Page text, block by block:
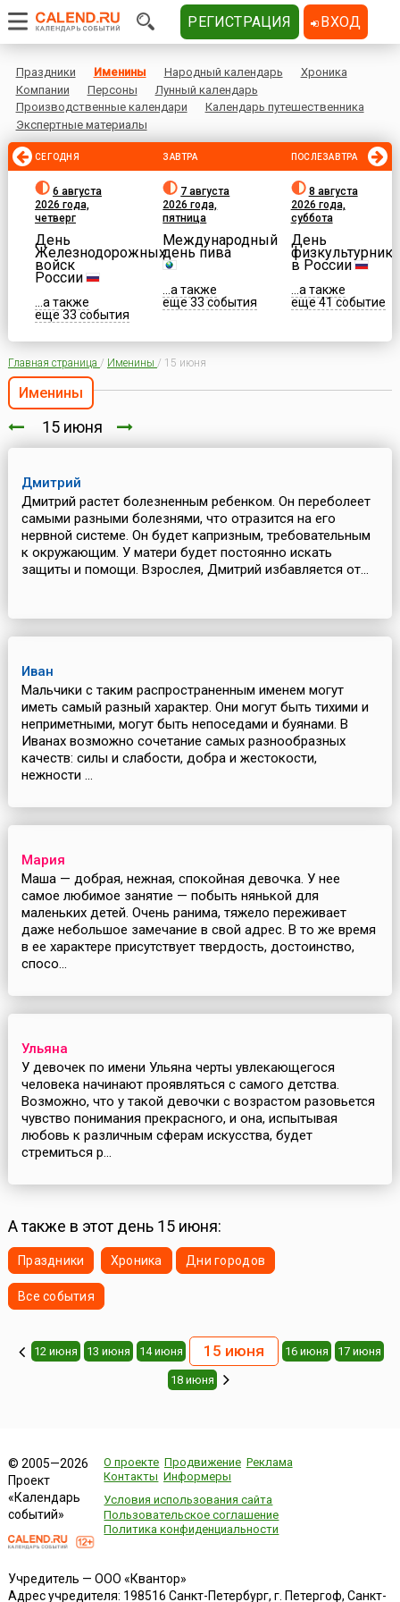
Праздники Именины Народный календарь
Хроника
Компании
Персоны
Лунный календарь
Производственные календари
Календарь путешественника
Экспертные материалы
СЕГОДНЯ
6 августа
2026 года,
четверг
День
Железнодорожных
войск
России
...а также
еще 33 события
ЗАВТРА
7 августа
2026 года,
пятница
Международный
день пива
...а также
еще 33 события
ПОСЛЕЗАВТРА
8 августа
2026 года,
суббота
День
физкультурника
в России
...а также
еще 41 событие
Главная страница / Именины / 15 июня
Именины
15 июня
Дмитрий
Дмитрий растет болезненным ребенком. Он переболеет
самыми разными болезнями, что отразится на его
нервной системе. Он будет капризным, требовательным
к окружающим. У матери будет постоянно искать
защиты и помощи. Взрослея, Дмитрий избавляется от...
Иван
Мальчики с таким распространенным именем могут
иметь самый разный характер. Они могут быть тихими и
неприметными, могут быть непоседами и буянами. В
Иванах возможно сочетание самых разнообразных
качеств: силы и слабости, добра и жестокости,
нежности ...
Мария
Маша — добрая, нежная, спокойная девочка. У нее
самое любимое занятие — побыть нянькой для
маленьких детей. Очень ранима, тяжело переживает
даже небольшое замечание в свой адрес. В то же время
в ее характере присутствует твердость, достоинство,
спосо...
Ульяна
У девочек по имени Ульяна черты увлекающегося
человека начинают проявляться с самого детства.
Возможно, что у такой девочки с возрастом разовьется
чувство понимания прекрасного, и она, испытывая
любовь к различным сферам искусства, будет
стремиться р...
А также в этот день 15 июня:
Праздники Хроника Дни городов
Все события
12 июня 13 июня 14 июня 15 июня 16 июня 17 июня
18 июня
© 2005—2026
Проект
«Календарь
событий»
О проекте Продвижение Реклама
Контакты Информеры
Условия использования сайта
Пользовательское соглашение
Политика конфиденциальности
Учредитель — ООО «Квантор»
Адрес учредителя: 198516 Санкт-Петербург, г. Петергоф, Санкт-
РЕГИСТРАЦИЯ ВХОД